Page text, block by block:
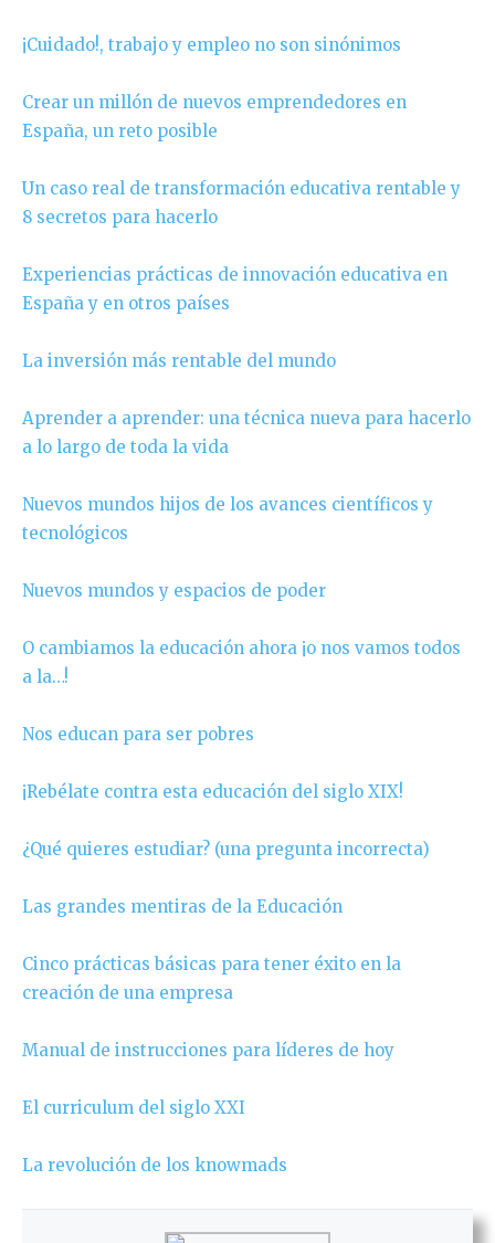
¡Cuidado!, trabajo y empleo no son sinónimos
Crear un millón de nuevos emprendedores en
España, un reto posible
Un caso real de transformación educativa rentable y
8 secretos para hacerlo
Experiencias prácticas de innovación educativa en
España y en otros países
La inversión más rentable del mundo
Aprender a aprender: una técnica nueva para hacerlo
a lo largo de toda la vida
Nuevos mundos hijos de los avances científicos y
tecnológicos
Nuevos mundos y espacios de poder
O cambiamos la educación ahora ¡o nos vamos todos
a la…!
Nos educan para ser pobres
¡Rebélate contra esta educación del siglo XIX!
¿Qué quieres estudiar? (una pregunta incorrecta)
Las grandes mentiras de la Educación
Cinco prácticas básicas para tener éxito en la
creación de una empresa
Manual de instrucciones para líderes de hoy
El curriculum del siglo XXI
La revolución de los knowmads